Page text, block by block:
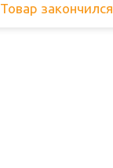
Товар закончился